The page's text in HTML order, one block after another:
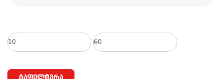
მინიმალური მაქსიმალური